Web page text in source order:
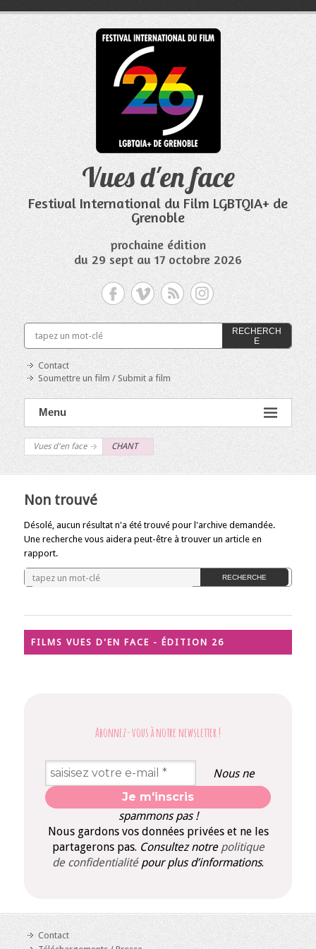
Vues d'en face
Festival International du Film LGBTQIA+ de
Grenoble
prochaine édition
du 29 sept au 17 octobre 2026
RECHERCH
E
Contact
Soumettre un film / Submit a film
Menu
Vues d'en face CHANT
Non trouvé
Désolé, aucun résultat n'a été trouvé pour l'archive demandée.
Une recherche vous aidera peut-être à trouver un article en
rapport.
RECHERCHE
FILMS VUES D'EN FACE - ÉDITION 26
Abonnez-vous à notre newsletter !
Nous ne
spammons pas !
Nous gardons vos données privées et ne les
partagerons pas. Consultez notre politique
de confidentialité pour plus d’informations.
Contact